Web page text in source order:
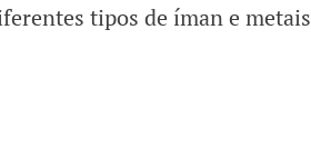
tipos de íman e metais